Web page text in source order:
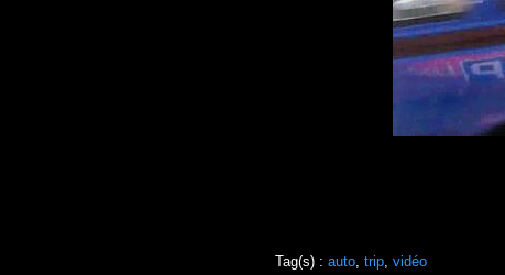
Tag(s) : auto trip vidéo